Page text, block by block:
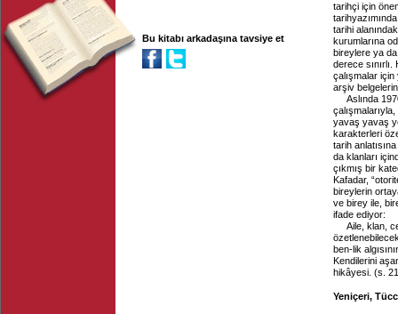
Bu kitabı arkadaşına tavsiye et
tarihçi için
tarihi
kurumlarına
bireylere ya da
derece
çalışmalar
arşiv
Aslında
yavaş yavaş
karakterleri
tarih
da klanları
çıkmış bir
Kafadar,
bireylerin
ve birey ile,
ifade ediyor:
Aile, klan,
ben-lik
Kendilerini
hikâyesi. (s.
Yeniçeri,